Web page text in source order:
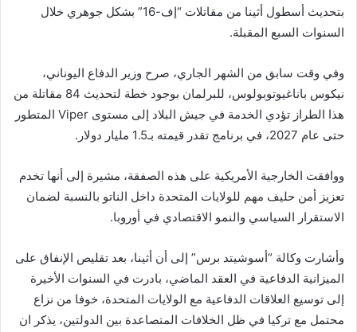
بتحديث أسطول أثينا من مقاتلات “إف-16” بشكل جوهري خلال
السنوات السبع المقبلة.
وفي وقت سابق من الشهر الجاري، صرح وزير الدفاع اليوناني،
نيكوس باناغيوتوبولوس، للبرلمان بوجود خطة لتحديث 84 مقاتلة من
هذا الطراز تؤدي الخدمة في جيش البلاد إلى مستوى Viper المتطور
حتى عام 2027، في برنامج تقدر قيمته بـ1.5 مليار دولار.
ووافقت الخارجية الأمريكية على هذه الصفقة، مشيرة إلى أنها تخدم
تعزيز أمن حليف مهم للولايات المتحدة داخل الناتو بالنسبة لضمان
الاستقرار السياسي والنمو الاقتصادي في أوروبا.
وأشارت وكالة “أسوشيتد برس” إلى أن أثينا، بعد تقليص الإنفاق على
الميزانية الدفاعية في العقد الماضي، بادرت في السنوات الأخيرة
إلى توسيع العلاقات الدفاعية مع الولايات المتحدة، خوفا من نزاع
محتمل مع تركيا في ظل الخلافات المتصاعدة بين الدولتين، يذكر ان